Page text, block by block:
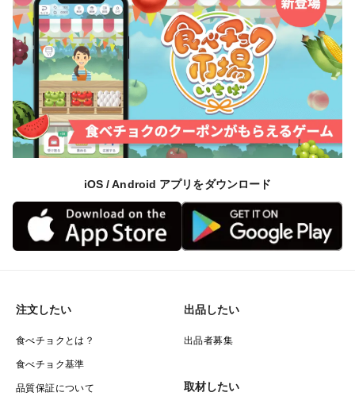
iOS / Android アプリをダウンロード
注文したい
食べチョクとは？
食べチョク基準
品質保証について
出品したい
出品者募集
取材したい